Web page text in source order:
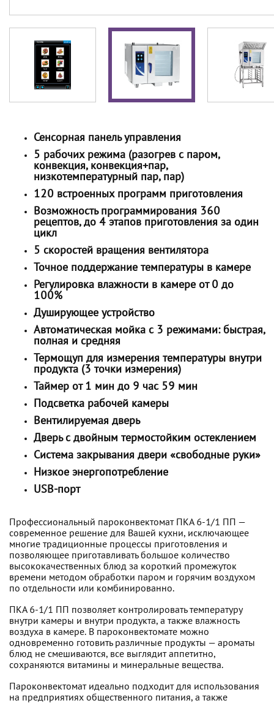
Сенсорная панель управления
5 рабочих режима (разогрев с паром,
конвекция, конвекция+пар,
низкотемпературный пар, пар)
120 встроенных программ приготовления
Возможность программирования 360
рецептов, до 4 этапов приготовления за один
цикл
5 скоростей вращения вентилятора
Точное поддержание температуры в камере
Регулировка влажности в камере от 0 до
100%
Душирующее устройство
Автоматическая мойка с 3 режимами: быстрая,
полная и средняя
Термощуп для измерения температуры внутри
продукта (3 точки измерения)
Таймер от 1 мин до 9 час 59 мин
Подсветка рабочей камеры
Вентилируемая дверь
Дверь с двойным термостойким остеклением
Система закрывания двери «свободные руки»
Низкое энергопотребление
USB-порт
Профессиональный пароконвектомат ПКА 6-1/1 ПП —
современное решение для Вашей кухни, исключающее
многие традиционные процессы приготовления и
позволяющее приготавливать большое количество
высококачественных блюд за короткий промежуток
времени методом обработки паром и горячим воздухом
по отдельности или комбинированно.
ПКА 6-1/1 ПП позволяет контролировать температуру
внутри камеры и внутри продукта, а также влажность
воздуха в камере. В пароконвектомате можно
одновременно готовить различные продукты — ароматы
блюд не смешиваются, все выглядит аппетитно,
сохраняются витамины и минеральные вещества.
Пароконвектомат идеально подходит для использования
на предприятиях общественного питания, а также